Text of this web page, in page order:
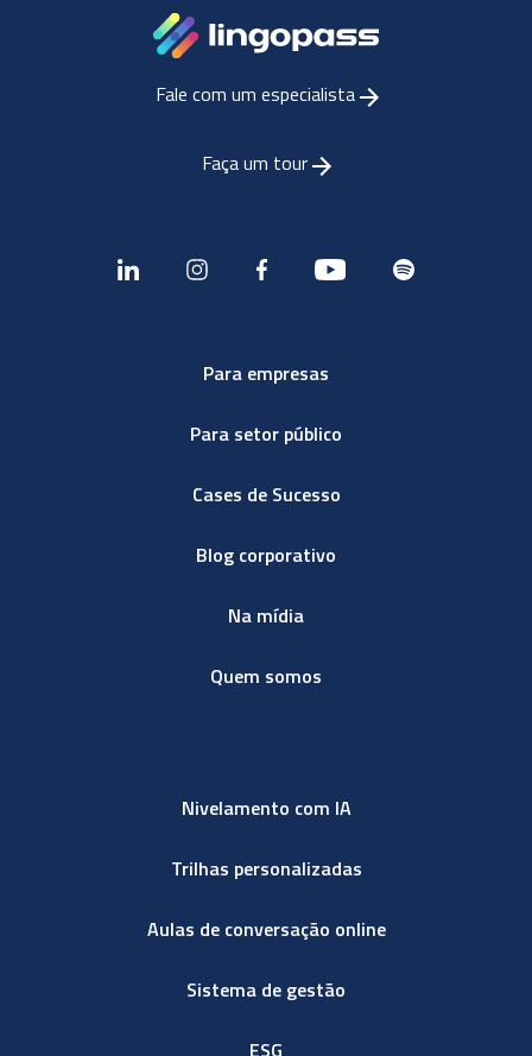
Fale com um especialista
Faça um tour
Para empresas
Para setor público
Cases de Sucesso
Blog corporativo
Na mídia
Quem somos
Nivelamento com IA
Trilhas personalizadas
Aulas de conversação online
Sistema de gestão
ESG